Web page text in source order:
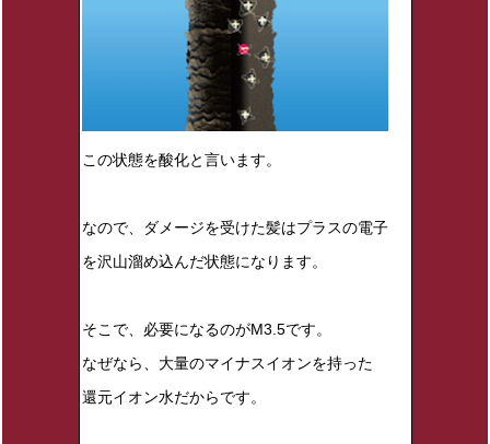
この状態を酸化と言います。
なので、ダメージを受けた髪はプラスの電子
を沢山溜め込んだ状態になります。
そこで、必要になるのがM3.5です。
なぜなら、大量のマイナスイオンを持った
還元イオン水だからです。